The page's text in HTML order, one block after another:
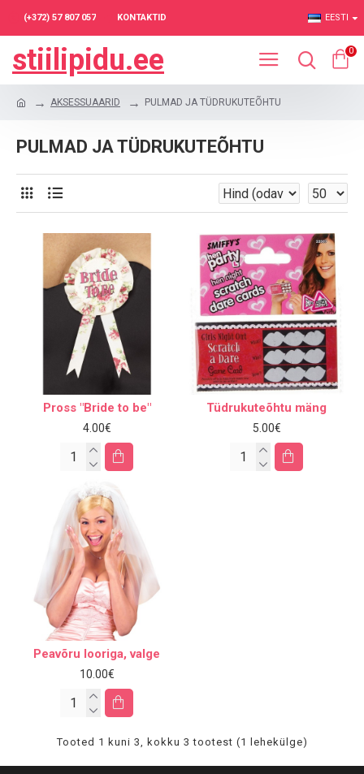
(+372) 57 807 057 KONTAKTID EESTI
stiilipidu.ee 0
AKSESSUAARID PULMAD JA TÜDRUKUTEÕHTU
PULMAD JA TÜDRUKUTEÕHTU
Pross "Bride to be"
4.00€
Tüdrukuteõhtu mäng
5.00€
Peavõru looriga, valge
10.00€
Tooted 1 kuni 3, kokku 3 tootest (1 lehekülge)